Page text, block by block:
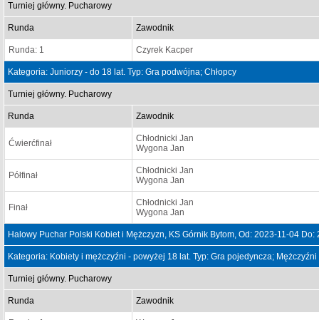
Turniej główny. Pucharowy
Runda Zawodnik
Runda: 1 Czyrek Kacper
Kategoria: Juniorzy - do 18 lat. Typ: Gra podwójna; Chłopcy
Turniej główny. Pucharowy
Runda Zawodnik
Ćwierćfinał
Chłodnicki Jan
Wygona Jan
Półfinał
Chłodnicki Jan
Wygona Jan
Finał
Chłodnicki Jan
Wygona Jan
Halowy Puchar Polski Kobiet i Mężczyzn, KS Górnik Bytom, Od: 2023-11-04 Do:
Kategoria: Kobiety i mężczyźni - powyżej 18 lat. Typ: Gra pojedyncza; Mężczyźni
Turniej główny. Pucharowy
Runda Zawodnik